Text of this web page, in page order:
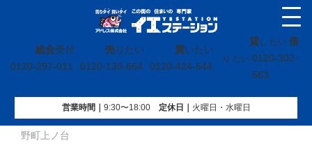
総合受付
0120-297-011
売りたい
0120-139-664
買いたい
0120-424-544
貸し たい 借
り たい 0120-302-
563
営業時間｜ 9:30〜18:00定休⽇｜ 火曜⽇・水曜⽇
イエステーション»売買実績»戸建»福島県いわき市内郷高
野町上ノ台